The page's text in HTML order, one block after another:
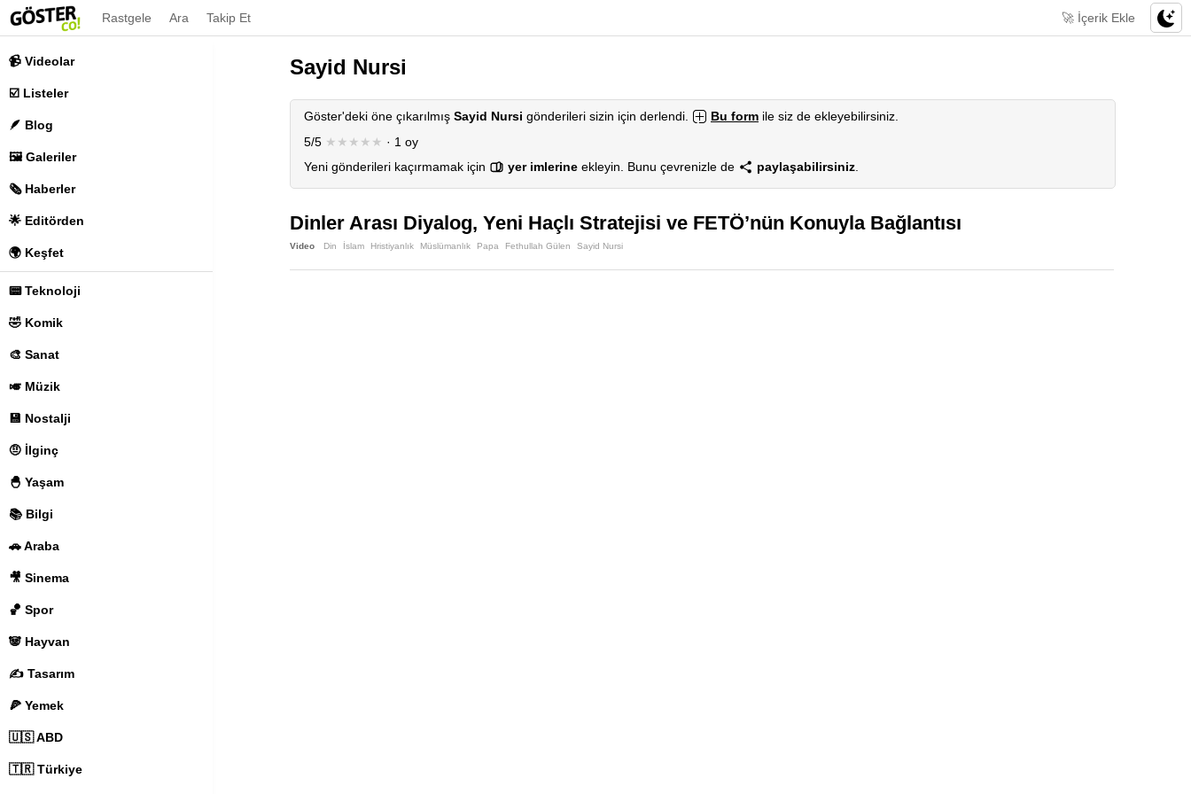
📹 Videolar
☑️ Listeler
🪶 Blog
🖼️ Galeriler
🗞️ Haberler
🌟 Editörden
🌍 Keşfet
📟 Teknoloji
🤣 Komik
🎨 Sanat
🎺 Müzik
💾 Nostalji
🤨 İlginç
🐣 Yaşam
📚 Bilgi
🚗 Araba
🎥 Sinema
🏀 Spor
🐼 Hayvan
✍️ Tasarım
🍕 Yemek
🇺🇸 ABD
🇹🇷 Türkiye
Rastgele Ara Takip Et 🚀 İçerik Ekle
Sayid Nursi
Göster'deki öne çıkarılmış Sayid Nursi gönderileri sizin için derlendi. Bu form ile siz de ekleyebilirsiniz.
5/5 ★★★★★ · 1 oy
Yeni gönderileri kaçırmamak için
yer imlerine ekleyin. Bunu çevrenizle de paylaşabilirsiniz
Dinler Arası Diyalog, Yeni Haçlı Stratejisi ve FETÖ’nün Konuyla Bağlantısı
Video Din İslam Hristiyanlık Müslümanlık Papa Fethullah Gülen Sayid Nursi